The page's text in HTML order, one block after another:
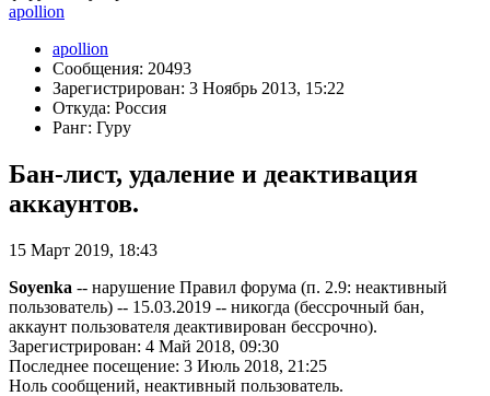
apollion
apollion
Сообщения: 20493
Зарегистрирован: 3 Ноябрь 2013, 15:22
Откуда: Россия
Ранг: Гуру
Бан-лист, удаление и деактивация
аккаунтов.
15 Март 2019, 18:43
Soyenka -- нарушение Правил форума (п. 2.9: неактивный
пользователь) -- 15.03.2019 -- никогда (бессрочный бан,
аккаунт пользователя деактивирован бессрочно).
Зарегистрирован: 4 Май 2018, 09:30
Последнее посещение: 3 Июль 2018, 21:25
Ноль сообщений, неактивный пользователь.